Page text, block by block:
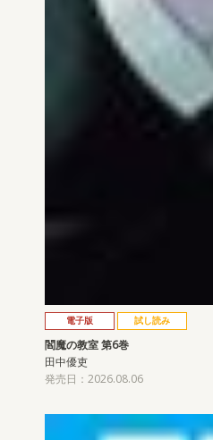
電子版 試し読み
閻魔の教室 第6巻
田中優吏
発売日：2026.08.06